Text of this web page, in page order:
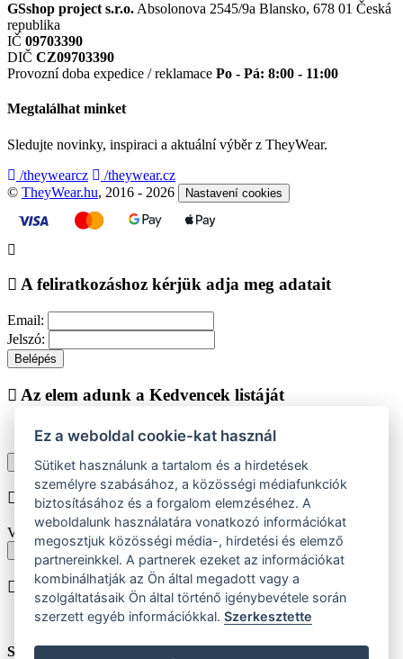
GSshop project s.r.o. Absolonova 2545/9a Blansko, 678 01 Česká
republika
IČ 09703390
DIČ CZ09703390
Provozní doba expedice / reklamace Po - Pá: 8:00 - 11:00
Megtalálhat minket
Sledujte novinky, inspiraci a aktuální výběr z TheyWear.
/theywearcz
/theywear.cz
© TheyWear.hu, 2016 - 2026 Nastavení cookies
A feliratkozáshoz kérjük adja meg adatait
Email:
Jelszó:
Belépés
Az elem adunk a Kedvencek listáját
Vásárlás folytatása Megjelenítése kedvencek listájához
Chyba při vkládání do košíku
Vyberte prosím velikost produktu
Vissza a méretekhez
A terméket beiktatjuk helyezése
Szám:
Ez a weboldal cookie-kat használ
Sütiket használunk a tartalom és a hirdetések
személyre szabásához, a közösségi médiafunkciók
biztosításához és a forgalom elemzéséhez. A
weboldalunk használatára vonatkozó információkat
megosztjuk közösségi média-, hirdetési és elemző
partnereinkkel. A partnerek ezeket az információkat
kombinálhatják az Ön által megadott vagy a
szolgáltatásaik Ön által történő igénybevétele során
szerzett egyéb információkkal.Szerkesztette